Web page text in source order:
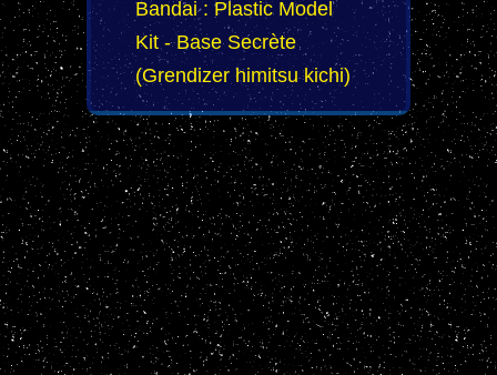
Bandai : Plastic Model
Kit - Base Secrète
(Grendizer himitsu kichi)